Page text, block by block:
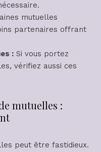
mutuelles
partenaires offrant
: Si vous portez
vérifiez aussi ces
mutuelles :
peut être fastidieux.